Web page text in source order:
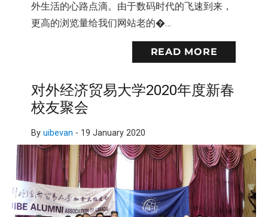
外生活的心路点滴。由于数码时代的飞速到来，
更高的浏览量给我们网站老的�…
READ MORE
对外经济贸易大学2020年度新春
校友聚会
By uibevan - 19 January 2020